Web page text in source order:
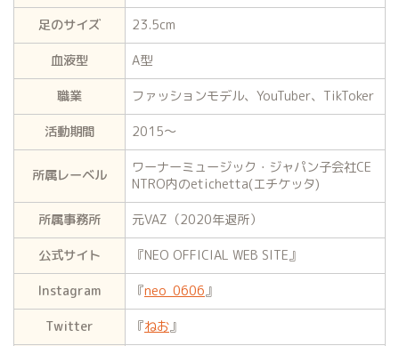
足のサイズ
23.5cm
血液型
A型
職業
ファッションモデル、YouTuber、TikToker
活動期間
2015〜
所属レーベル
ワーナーミュージック・ジャパン子会社CE
NTRO内のetichetta(エチケッタ)
所属事務所
元VAZ（2020年退所）
公式サイト
『NEO OFFICIAL WEB SITE』
Instagram
『neo_0606』
Twitter
『ねお』